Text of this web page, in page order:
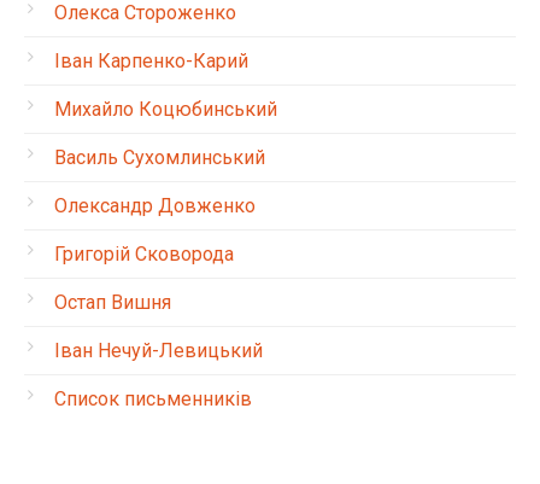
Олекса Стороженко
Іван Карпенко-Карий
Михайло Коцюбинський
Василь Сухомлинський
Олександр Довженко
Григорій Сковорода
Остап Вишня
Іван Нечуй-Левицький
Список письменників